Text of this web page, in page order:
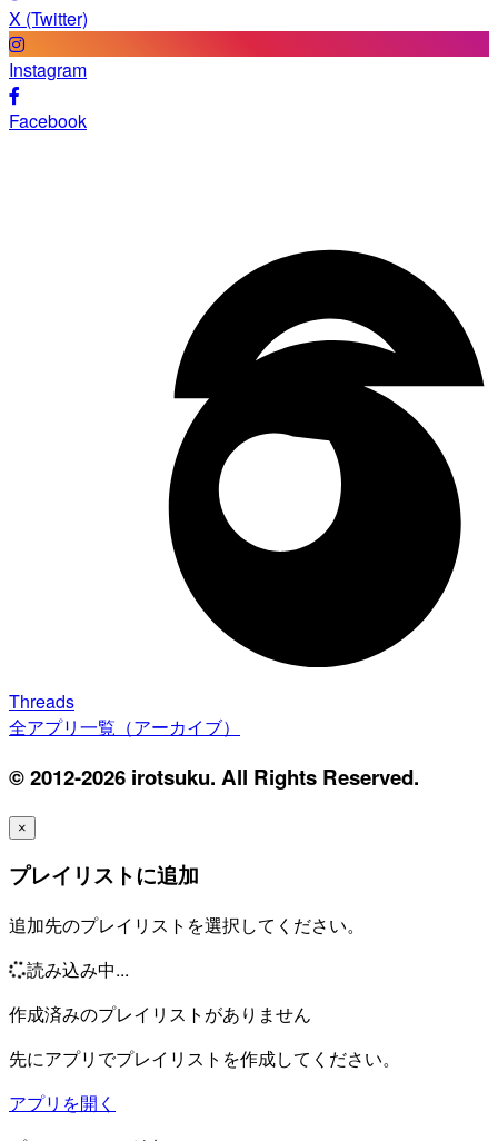
X (Twitter)
Instagram
Facebook
Threads
全アプリ一覧（アーカイブ）
© 2012-2026 irotsuku. All Rights Reserved.
×
プレイリストに追加
追加先のプレイリストを選択してください。
読み込み中...
作成済みのプレイリストがありません
先にアプリでプレイリストを作成してください。
アプリを開く